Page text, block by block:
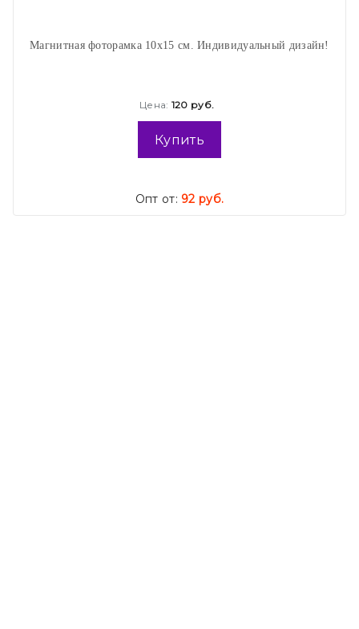
Магнитная фоторамка 10х15 см. Индивидуальный дизайн!
Цена: 120 руб.
Купить
Опт от: 92 руб.